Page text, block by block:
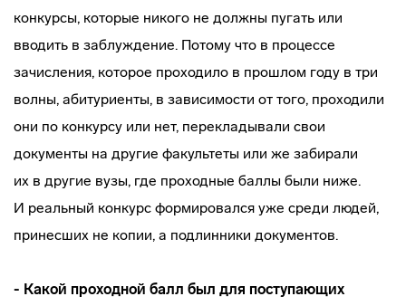
конкурсы, которые никого не должны пугать или
вводить в заблуждение. Потому что в процессе
зачисления, которое проходило в прошлом году в три
волны, абитуриенты, в зависимости от того, проходили
они по конкурсу или нет, перекладывали свои
документы на другие факультеты или же забирали
их в другие вузы, где проходные баллы были ниже.
И реальный конкурс формировался уже среди людей,
принесших не копии, а подлинники документов.
- Какой проходной балл был для поступающих